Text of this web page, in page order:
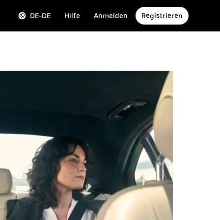
DE-DE Hilfe Anmelden Registrieren